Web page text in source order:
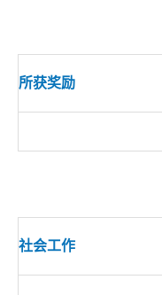
所获奖励
社会工作